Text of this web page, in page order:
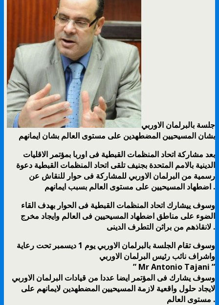
جلسة بالبرلمان الاوربي
بشان المسيحيين المضطهدين على مستوى العالم بشان ايمانهم
بعد مشاركة اتحاد المنظمات القبطية فى اوربا بمؤتمر الاقليات
الدينية بالامم المتحدة بجنيف تلقى اتحاد المنظمات القبطية دعوة
رسمية من البرلمان الاوربي للمشاركة فى حوار للنقاش عن
اضطهاد المسيحيين على مستوى العالم بسبب ايمانهم .
وسوف ييشارك اتحاد المنظمات القبطية فى الحوار بهدف القاء
الضوء على مناطق اضطهاد المسيحيين فى العالم وايجاد مخرج
لانقاذهم من براثن التطرف الدينى .
وسوف تقام الجلسة بالبرلمان الاوربي يوم 1 ديسمبر تحت رعاية
واشراف نائب رئيس البرلمان الاوربي
” Mr Antonio Tajani ”
وسوف يشارك فى المؤتمر ايضا عددا من قيادات البرلمان الاوربي
لايجاد حلول واقعية لازمة المسيحيين المضطهدين لايمانهم على
مستوى العالم .